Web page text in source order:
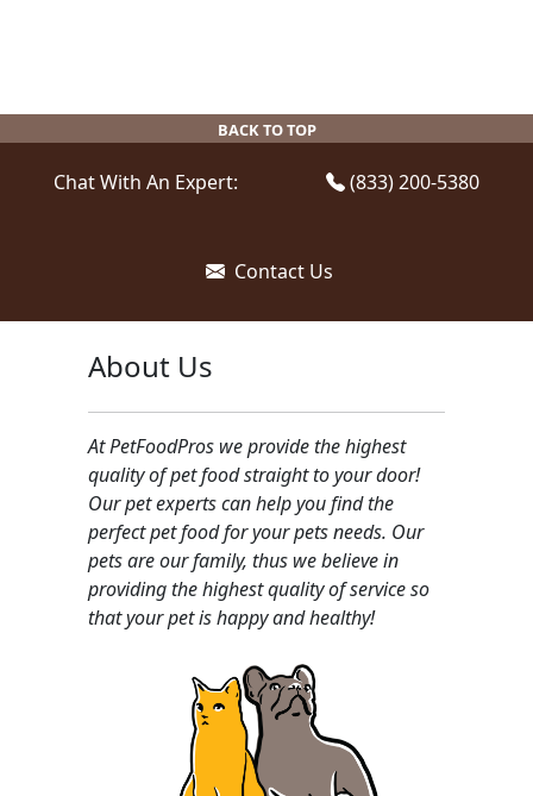
BACK TO TOP
Chat With An Expert: (833) 200-5380
Contact Us
About Us
At PetFoodPros we provide the highest
quality of pet food straight to your door!
Our pet experts can help you find the
perfect pet food for your pets needs. Our
pets are our family, thus we believe in
providing the highest quality of service so
that your pet is happy and healthy!